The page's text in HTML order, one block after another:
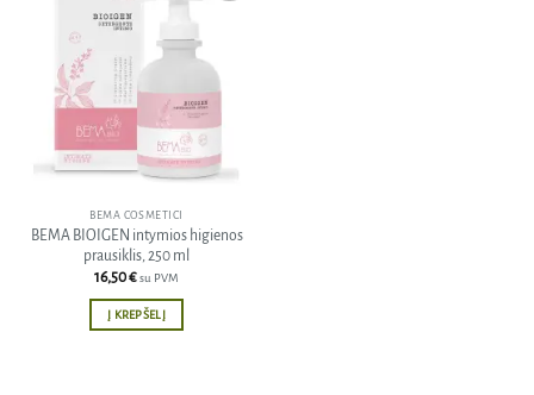
BEMA COSMETICI
BEMA BIOIGEN intymios higienos
prausiklis, 250 ml
16,50€su PVM
Į KREPŠELĮ